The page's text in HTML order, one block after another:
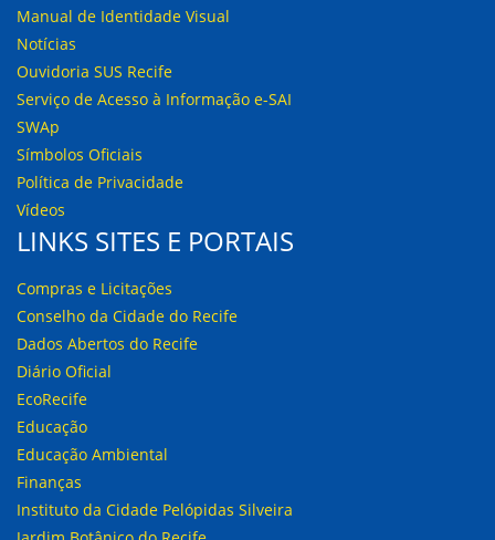
Manual de Identidade Visual
Notícias
Ouvidoria SUS Recife
Serviço de Acesso à Informação e-SAI
SWAp
Símbolos Oficiais
Política de Privacidade
Vídeos
LINKS SITES E PORTAIS
Compras e Licitações
Conselho da Cidade do Recife
Dados Abertos do Recife
Diário Oficial
EcoRecife
Educação
Educação Ambiental
Finanças
Instituto da Cidade Pelópidas Silveira